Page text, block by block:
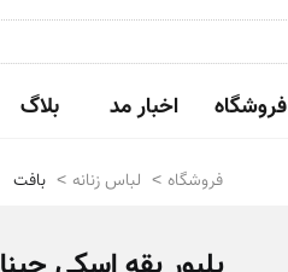
فروشگاه اخبار مد بلاگ
فروشگاه لباس زنانه بافت